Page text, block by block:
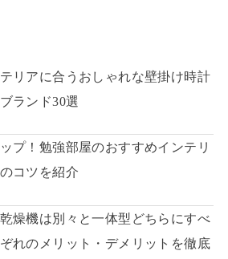
リアに合うおしゃれな壁掛け時計
ランド30選
プ！勉強部屋のおすすめインテリ
コツを紹介
燥機は別々と一体型どちらにすべ
れのメリット・デメリットを徹底